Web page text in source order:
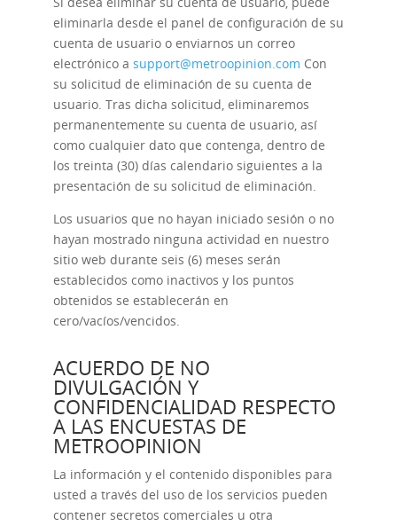
eliminarla desde el panel de configuración de su
cuenta de usuario o enviarnos un correo
electrónico a support@metroopinion.com Con
su solicitud de eliminación de su cuenta de
usuario. Tras dicha solicitud, eliminaremos
permanentemente su cuenta de usuario, así
como cualquier dato que contenga, dentro de
los treinta (30) días calendario siguientes a la
presentación de su solicitud de eliminación.
Los usuarios que no hayan iniciado sesión o no
hayan mostrado ninguna actividad en nuestro
sitio web durante seis (6) meses serán
establecidos como inactivos y los puntos
obtenidos se establecerán en
cero/vacíos/vencidos.
ACUERDO DE NO
DIVULGACIÓN Y
CONFIDENCIALIDAD RESPECTO
A LAS ENCUESTAS DE
METROOPINION
La información y el contenido disponibles para
usted a través del uso de los servicios pueden
contener secretos comerciales u otra